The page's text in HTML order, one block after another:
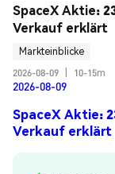
SpaceX Aktie:
Verkauf erklärt
Markteinblicke
2026-08-09
10-15m
2026-08-09
SpaceX Aktie:
Verkauf erklärt